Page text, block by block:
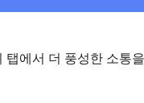
에서 더 풍성한 소통